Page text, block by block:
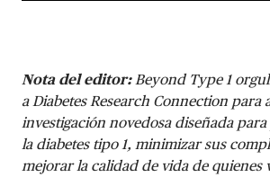
Nota del editor:Beyond Type 1
a Diabetes Research Connection para
investigación novedosa diseñada
la diabetes tipo 1, minimizar sus
mejorar la calidad de vida de quienes